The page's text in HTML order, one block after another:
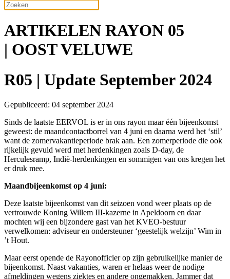
ARTIKELEN RAYON 05
| OOST VELUWE
R05 | Update September 2024
Gepubliceerd: 04 september 2024
Sinds de laatste EERVOL is er in ons rayon maar één bijeenkomst
geweest: de maandcontactborrel van 4 juni en daarna werd het ‘stil’
want de zomervakantieperiode brak aan. Een zomerperiode die ook
rijkelijk gevuld werd met herdenkingen zoals D-day, de
Herculesramp, Indië-herdenkingen en sommigen van ons kregen het
er druk mee.
Maandbijeenkomst op 4 juni:
Deze laatste bijeenkomst van dit seizoen vond weer plaats op de
vertrouwde Koning Willem III-kazerne in Apeldoorn en daar
mochten wij een bijzondere gast van het KVEO-bestuur
verwelkomen: adviseur en ondersteuner ‘geestelijk welzijn’ Wim in
’t Hout.
Maar eerst opende de Rayonofficier op zijn gebruikelijke manier de
bijeenkomst. Naast vakanties, waren er helaas weer de nodige
afmeldingen wegens ziektes en andere ongemakken. Jammer dat